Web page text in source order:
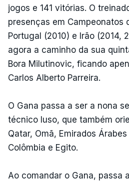
jogos e 141 vitórias. O
presenças em Campeonatos
Portugal (2010) e Irão (2014,
agora a caminho da sua
Bora Milutinovic, ficando
Carlos Alberto Parreira.
O Gana passa a ser a nona
técnico luso, que também
Qatar, Omã, Emirados
Colômbia e Egito.
Ao comandar o Gana, passa